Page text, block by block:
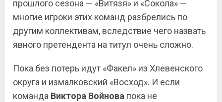
прошлого сезона — «Витязя» и «Сокола» —
многие игроки этих команд разбрелись по
другим коллективам, вследствие чего назвать
явного претендента на титул очень сложно.
Пока без потерь идут «Факел» из Хлевенского
округа и измалковский «Восход». И если
команда Виктора Войнова пока не